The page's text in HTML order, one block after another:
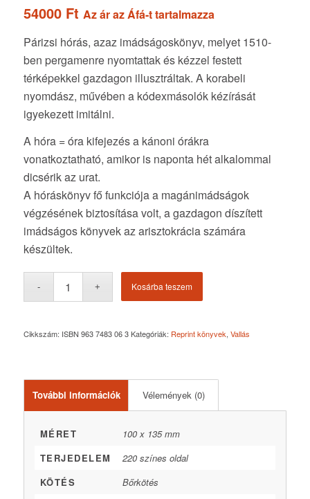
54000 Ft Az ár az Áfá-t tartalmazza
Párizsi hórás, azaz imádságoskönyv, melyet 1510-
ben pergamenre nyomtattak és kézzel festett
térképekkel gazdagon illusztráltak. A korabeli
nyomdász, művében a kódexmásolók kézírását
igyekezett imitálni.
A hóra = óra kifejezés a kánoni órákra
vonatkoztatható, amikor is naponta hét alkalommal
dicsérik az urat.
A hóráskönyv fő funkciója a magánimádságok
végzésének biztosítása volt, a gazdagon díszített
imádságos könyvek az arisztokrácia számára
készültek.
Kosárba teszem
Cikkszám: ISBN 963 7483 06 3 Kategóriák: Reprint könyvek, Vallás
További információk Vélemények (0)
MÉRET
100 x 135 mm
TERJEDELEM
220 színes oldal
KÖTÉS
Bőrkötés